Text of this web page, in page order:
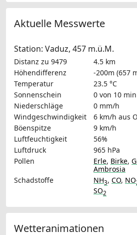
Aktuelle Messwerte
Station: Vaduz, 457 m.ü.M.
Distanz zu 9479
4.5 km
Höhendifferenz
-200m (657
Temperatur
23.5 °C
Sonnenschein
0 von 10 min
Niederschläge
0 mm/h
Windgeschwindigkeit
6 km/h aus
Böenspitze
9 km/h
Luftfeuchtigkeit
56%
Luftdruck
965 hPa
Pollen
Erle, Birke,
Ambrosia
Schadstoffe
NH3, CO, NO
SO2
Wetteranimationen